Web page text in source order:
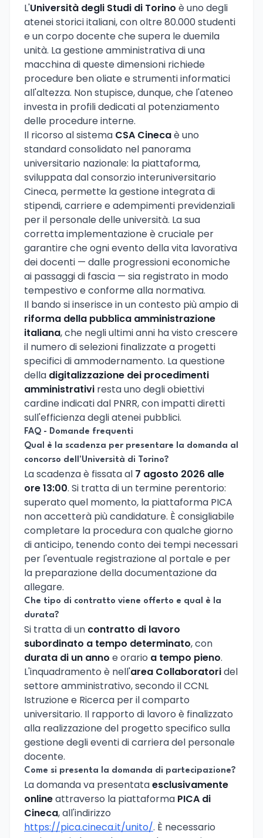
L'Università degli Studi di Torino è uno degli
atenei storici italiani, con oltre 80.000 studenti
e un corpo docente che supera le duemila
unità. La gestione amministrativa di una
macchina di queste dimensioni richiede
procedure ben oliate e strumenti informatici
all'altezza. Non stupisce, dunque, che l'ateneo
investa in profili dedicati al potenziamento
delle procedure interne.
Il ricorso al sistema CSA Cinecaè uno
standard consolidato nel panorama
universitario nazionale: la piattaforma,
sviluppata dal consorzio interuniversitario
Cineca, permette la gestione integrata di
stipendi, carriere e adempimenti previdenziali
per il personale delle università. La sua
corretta implementazione è cruciale per
garantire che ogni evento della vita lavorativa
dei docenti — dalle progressioni economiche
ai passaggi di fascia — sia registrato in modo
tempestivo e conforme alla normativa.
Il bando si inserisce in un contesto più ampio di
riforma della pubblica amministrazione
italiana, che negli ultimi anni ha visto crescere
il numero di selezioni finalizzate a progetti
specifici di ammodernamento. La questione
della digitalizzazione dei procedimenti
amministrativi resta uno degli obiettivi
cardine indicati dal PNRR, con impatti diretti
sull'efficienza degli atenei pubblici.
FAQ - Domande frequenti
Qual è la scadenza per presentare la domanda al
concorso dell'Università di Torino?
La scadenza è fissata al 7 agosto 2026 alle
ore 13:00. Si tratta di un termine perentorio:
superato quel momento, la piattaforma PICA
non accetterà più candidature. È consigliabile
completare la procedura con qualche giorno
di anticipo, tenendo conto dei tempi necessari
per l'eventuale registrazione al portale e per
la preparazione della documentazione da
allegare.
Che tipo di contratto viene offerto e qual è la
durata?
Si tratta di un contratto di lavoro
subordinato a tempo determinato, con
durata di un anno e orario a tempo pieno.
L'inquadramento è nell'area Collaboratoridel
settore amministrativo, secondo il CCNL
Istruzione e Ricerca per il comparto
universitario. Il rapporto di lavoro è finalizzato
alla realizzazione del progetto specifico sulla
gestione degli eventi di carriera del personale
docente.
Come si presenta la domanda di partecipazione?
La domanda va presentataesclusivamente
onlineattraverso la piattaforma PICA di
Cineca, all'indirizzo
https://pica.cineca.it/unito/. È necessario